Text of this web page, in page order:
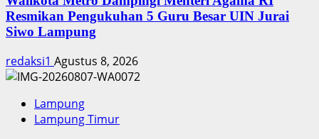
Resmikan Pengukuhan 5 Guru Besar UIN Jurai
Siwo Lampung
redaksi1 Agustus 8, 2026
Lampung
Lampung Timur